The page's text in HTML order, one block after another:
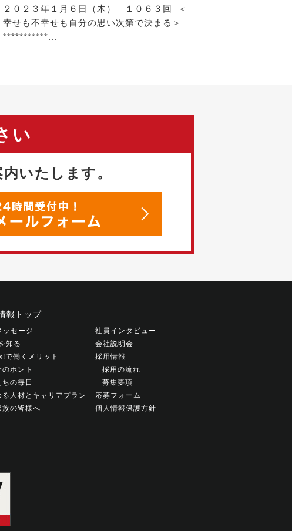
２０２３年１月６日（木） １０６３回 ＜
幸せも不幸せも自分の思い次第で決まる＞
***********...
い
内いたします。
報トップ
ッセージ
知る
で働くメリット
のホント
ちの毎日
る人材とキャリアプラン
族の皆様へ
社員インタビュー
会社説明会
採用情報
採用の流れ
募集要項
応募フォーム
個人情報保護方針